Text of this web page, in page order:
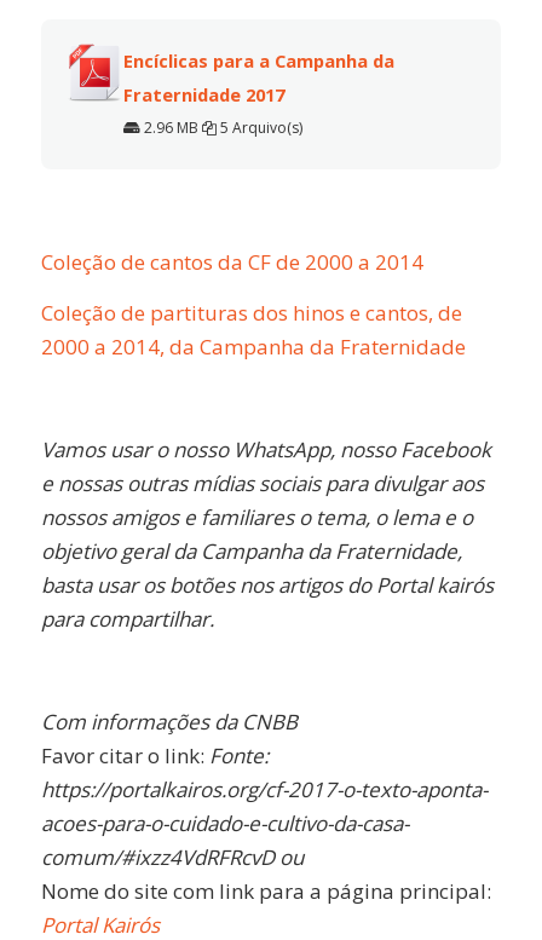
Encíclicas para a Campanha da
Fraternidade 2017
2.96 MB 5 Arquivo(s)
Coleção de cantos da CF de 2000 a 2014
Coleção de partituras dos hinos e cantos, de
2000 a 2014, da Campanha da Fraternidade
Vamos usar o nosso WhatsApp, nosso Facebook
e nossas outras mídias sociais para divulgar aos
nossos amigos e familiares o tema, o lema e o
objetivo geral da Campanha da Fraternidade,
basta usar os botões nos artigos do Portal kairós
para compartilhar.
Com informações da CNBB
Favor citar o link: Fonte:
https://portalkairos.org/cf-2017-o-texto-aponta-
acoes-para-o-cuidado-e-cultivo-da-casa-
comum/#ixzz4VdRFRcvD ou
Nome do site com link para a página principal:
Portal Kairós